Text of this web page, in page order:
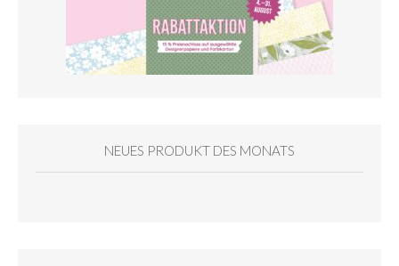
NEUES PRODUKT DES MONATS